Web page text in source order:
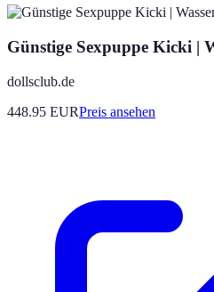
Günstige Sexpuppe Kicki |
dollsclub.de
448.95 EURPreis ansehen